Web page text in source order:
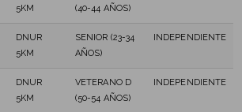
5KM
(40-44 AÑOS)
DNUR
5KM
SENIOR (23-34
AÑOS)
INDEPENDIENTE
DNUR
5KM
VETERANO D
(50-54 AÑOS)
INDEPENDIENTE